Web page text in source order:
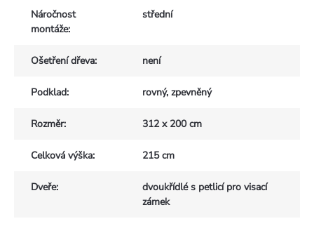
Náročnost
montáže:
střední
Ošetření dřeva: není
Podklad: rovný, zpevněný
Rozměr: 312 x 200 cm
Celková výška: 215 cm
Dveře:
dvoukřídlé s petlicí pro visací
zámek